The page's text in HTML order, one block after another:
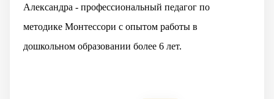
Александра - профессиональный педагог по
методике Монтессори с опытом работы в
дошкольном образовании более 6 лет.
открывать для себя увлекательные факты о мире
вокруг нас, творить не только полезные ремесленные
изделия, но и настоящие художественные шедевры.
разминки и механики, способствующие удержанию
внимания. Каждый урок сопровождается
захватывающим сюжетом, интерактивными